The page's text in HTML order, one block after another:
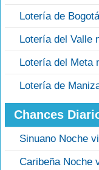
Lotería de
Lotería del Valle
Lotería del Meta
Lotería de
Chances
Sinuano Noche
Caribeña Noche